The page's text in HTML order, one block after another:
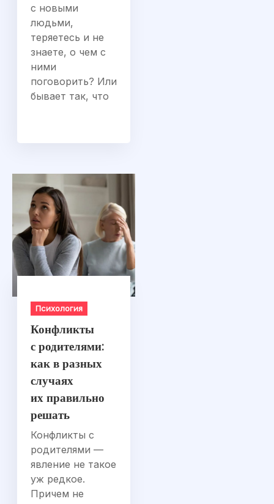
с новыми
людьми,
теряетесь и не
знаете, о чем с
ними
поговорить? Или
бывает так, что
Психология
Конфликты
с родителями:
как в разных
случаях
их правильно
решать
Конфликты с
родителями —
явление не такое
уж редкое.
Причем не